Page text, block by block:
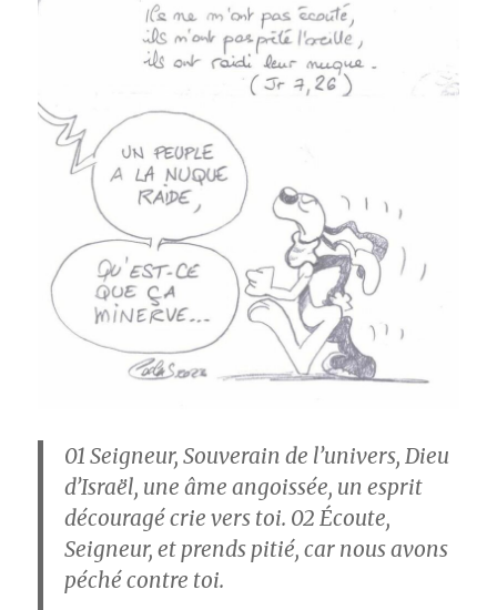
01 Seigneur, Souverain de l’univers, Dieu
d’Israël, une âme angoissée, un esprit
découragé crie vers toi. 02 Écoute,
Seigneur, et prends pitié, car nous avons
péché contre toi.